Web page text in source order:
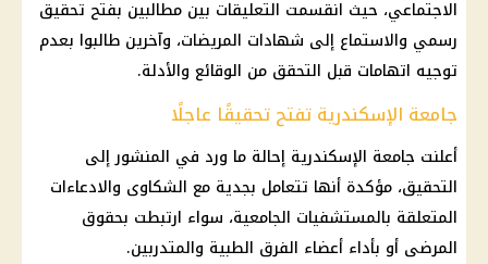
الاجتماعي، حيث انقسمت التعليقات بين مطالبين بفتح تحقيق
رسمي والاستماع إلى شهادات المريضات، وآخرين طالبوا بعدم
توجيه اتهامات قبل التحقق من الوقائع والأدلة.
جامعة الإسكندرية تفتح تحقيقًا عاجلًا
أعلنت جامعة الإسكندرية إحالة ما ورد في المنشور إلى
التحقيق، مؤكدة أنها تتعامل بجدية مع الشكاوى والادعاءات
المتعلقة بالمستشفيات الجامعية، سواء ارتبطت بحقوق
المرضى أو بأداء أعضاء الفرق الطبية والمتدربين.